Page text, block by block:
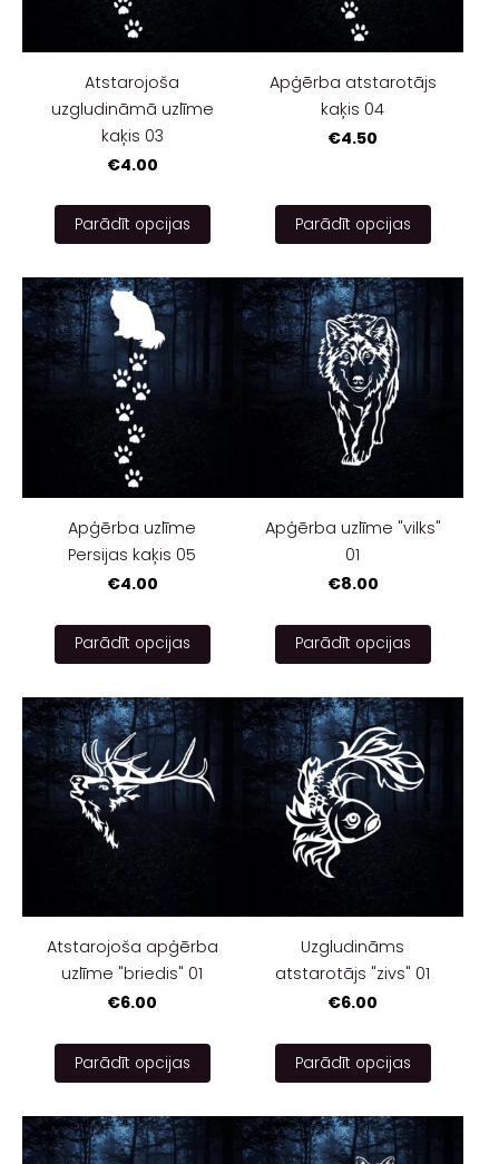
Atstarojoša
uzgludināmā uzlīme
kaķis 03
€4.00
Parādīt opcijas
Apģērba atstarotājs
kaķis 04
€4.50
Parādīt opcijas
Apģērba uzlīme
Persijas kaķis 05
€4.00
Parādīt opcijas
Apģērba uzlīme "vilks"
01
€8.00
Parādīt opcijas
Atstarojoša apģērba
uzlīme "briedis" 01
€6.00
Parādīt opcijas
Uzgludināms
atstarotājs "zivs" 01
€6.00
Parādīt opcijas